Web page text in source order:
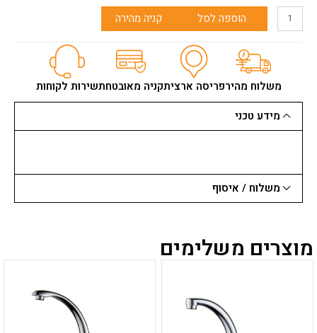
כמות
BRANT
פרימיום
הוספה לסל קניה מהירה
משלוח מהירפריסה ארציתקניה מאובטחתשירות לקוחות
מידע טכני
משלוח / איסוף
מוצרים משלימים